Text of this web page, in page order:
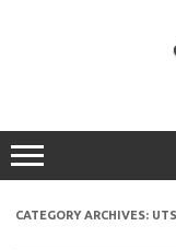
CATEGORY ARCHIVES: